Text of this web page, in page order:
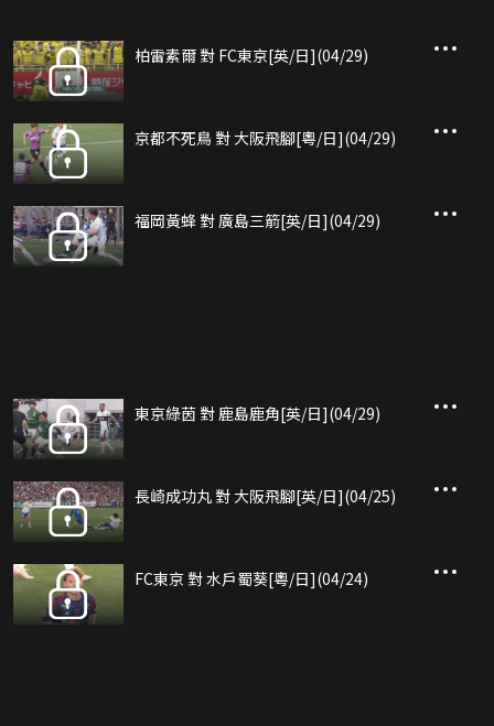
柏雷素爾 對 FC東京[英/日](04/29)
京都不死鳥 對 大阪飛腳[粵/日](04/29)
福岡黃蜂 對 廣島三箭[英/日](04/29)
東京綠茵 對 鹿島鹿角[英/日](04/29)
長崎成功丸 對 大阪飛腳[英/日](04/25)
FC東京 對 水戶蜀葵[粵/日](04/24)